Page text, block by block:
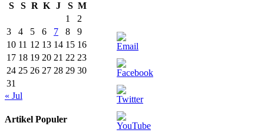
S
S R K J S M
1
2
3
4 5 6 7 8
9
10 11 12 13 14 15 16
17 18 19 20 21 22 23
24 25 26 27 28 29 30
31
« Jul
Artikel Populer